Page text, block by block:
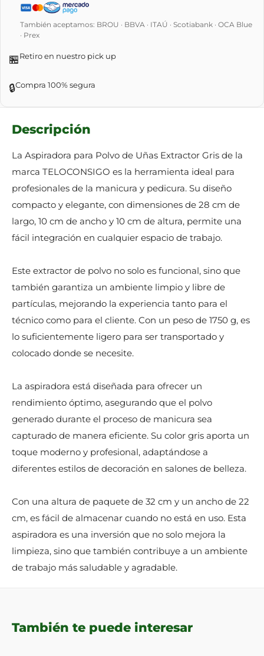
También aceptamos: BROU · BBVA · ITAÚ · Scotiabank · OCA Blue
· Prex
🏪Retiro en nuestro pick up
🔒Compra 100% segura
Descripción
La Aspiradora para Polvo de Uñas Extractor Gris de la
marca TELOCONSIGO es la herramienta ideal para
profesionales de la manicura y pedicura. Su diseño
compacto y elegante, con dimensiones de 28 cm de
largo, 10 cm de ancho y 10 cm de altura, permite una
fácil integración en cualquier espacio de trabajo.
Este extractor de polvo no solo es funcional, sino que
también garantiza un ambiente limpio y libre de
partículas, mejorando la experiencia tanto para el
técnico como para el cliente. Con un peso de 1750 g, es
lo suficientemente ligero para ser transportado y
colocado donde se necesite.
La aspiradora está diseñada para ofrecer un
rendimiento óptimo, asegurando que el polvo
generado durante el proceso de manicura sea
capturado de manera eficiente. Su color gris aporta un
toque moderno y profesional, adaptándose a
diferentes estilos de decoración en salones de belleza.
Con una altura de paquete de 32 cm y un ancho de 22
cm, es fácil de almacenar cuando no está en uso. Esta
aspiradora es una inversión que no solo mejora la
limpieza, sino que también contribuye a un ambiente
de trabajo más saludable y agradable.
También te puede interesar